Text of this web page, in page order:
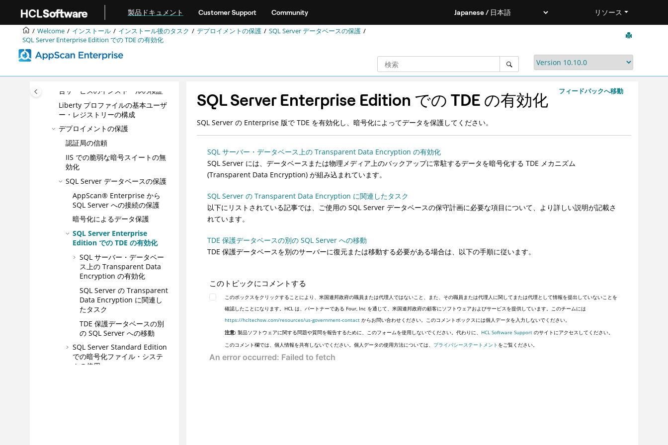
製品ドキュメント Customer Support Community リソース
Welcome インストール インストール後のタスク デプロイメントの保護
SQL Server データベースの保護
SQL Server Enterprise Edition での TDE の有効化
インストール・タスク
サイレント・モードでの HCL
AppScan Enterprise のインストール
インストール後のタスク
ポストインストール・チェックリ
告サービスのインストールの検証
Liberty プロファイルの基本ユーザ
ー・レジストリーの構成
デプロイメントの保護
認証局の信頼
IIS での脆弱な暗号スイートの無
効化
SQL Server データベースの保護
AppScan® Enterprise から
SQL Server への接続の保護
暗号化によるデータ保護
SQL Server Enterprise
Edition での TDE の有効化
SQL サーバー・データベー
ス上の Transparent Data
Encryption の有効化
SQL Server の Transparent
Data Encryption に関連し
たタスク
TDE 保護データベースの別
の SQL Server への移動
SQL Server Standard Edition
での暗号化ファイル・システ
ムの使用
フィードバックへ移動
SQL Server Enterprise Edition での TDE の有効化
SQL Server の Enterprise 版で TDE を有効化し、暗号化によってデータを保護してください。
SQL サーバー・データベース上の Transparent Data Encryption の有効化
SQL Server には、データベースまたは物理メディア上のバックアップに常駐するデータを暗号化する TDE メカニズム
(Transparent Data Encryption) が組み込まれています。
SQL Server の Transparent Data Encryption に関連したタスク
以下にリストされている記事では、ご使用の SQL Server データベースの保守計画に必要な項目について、より詳しい説明が記載さ
れています。
TDE 保護データベースの別の SQL Server への移動
TDE 保護データベースを別のサーバーに復元または移動する必要がある場合は、以下の手順に従います。
このトピックにコメントする
このボックスをクリックすることにより、米国連邦政府の職員または代理人ではないこと、また、その職員または代理人に関してまたは代理として情報を提出していないことを
確認したことになります。HCL は、パートナーである Four, Inc を通じて、米国連邦政府の顧客にソフトウェアおよびサービスを提供しています。このチームには
https://hcltechsw.com/resources/us-government-contact からお問い合わせください。このコメントボックスには個人データを入力しないでください。
注意: 製品ソフトウェアに関する問題や質問を報告するために、このフォームを使用しないでください。代わりに、 HCL Software Support のサイトにアクセスしてください。
このコメント欄では、個人情報を共有しないでください。個人データの使用方法については、 プライバシーステートメント をご覧ください。